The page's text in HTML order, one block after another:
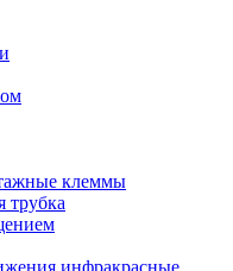
клеммы
трубка
инфракрасные